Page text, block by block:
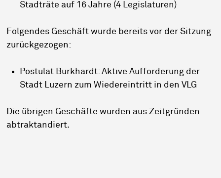
Stadträte auf 16 Jahre (4 Legislaturen)
Folgendes Geschäft wurde bereits vor der Sitzung
zurückgezogen:
Postulat Burkhardt: Aktive Aufforderung der
Stadt Luzern zum Wiedereintritt in den VLG
Die übrigen Geschäfte wurden aus Zeitgründen
abtraktandiert.